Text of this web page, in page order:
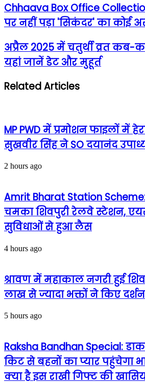
Chhaava Box Office
पर नहीं पड़ा 'सिकंदर' का कोई
अप्रैल 2025 में चतुर्थी व्रत कब-
यहां जानें डेट और मुहूर्त
Related Articles
MP PWD में प्रमोशन फाइलों में
सुखवीर सिंह ने SO दयानंद
2 hours ago
Amrit Bharat Station
चमका शिवपुरी रेलवे स्टेशन,
सुविधाओं से हुआ लैस
4 hours ago
श्रावण में महाकाल नगरी हुई
लाख से ज्यादा भक्तों ने किए दर्शन
5 hours ago
Raksha Bandhan Special:
किट से बहनों का प्यार पहुंचेगा
क्या है इस राखी गिफ्ट की